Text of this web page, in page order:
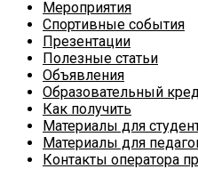
Мероприятия
Спортивные события
Презентации
Полезные статьи
Объявления
Образовательный
Как получить
Материалы для
Материалы для
Контакты оператора